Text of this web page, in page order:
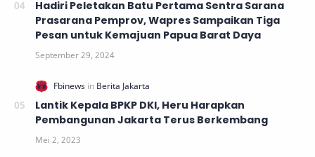
Hadiri Peletakan Batu Pertama Sentra Sarana
Prasarana Pemprov, Wapres Sampaikan Tiga
Pesan untuk Kemajuan Papua Barat Daya
Lantik Kepala BPKP DKI, Heru Harapkan
Pembangunan Jakarta Terus Berkembang